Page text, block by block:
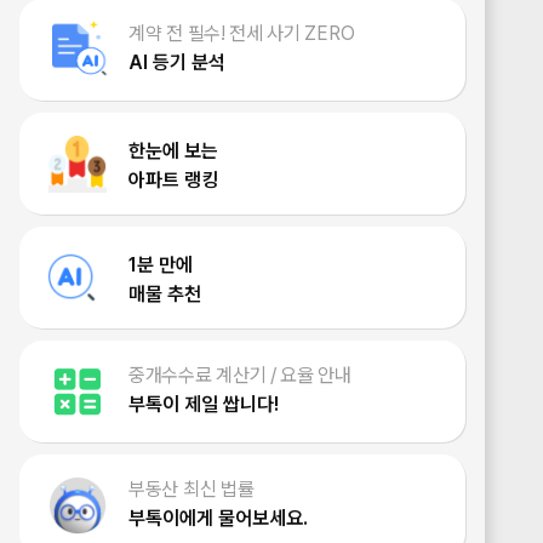
계약 전 필수! 전세 사기 ZERO
AI 등기 분석
한눈에 보는
아파트 랭킹
1분 만에
매물 추천
중개수수료 계산기 / 요율 안내
부톡이 제일 쌉니다!
부동산 최신 법률
부톡이에게 물어보세요.